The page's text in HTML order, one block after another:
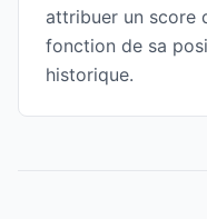
attribuer un score
fonction de sa
historique.